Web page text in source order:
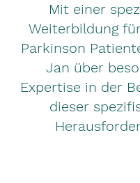
Mit einer
Weiterbildung
Parkinson
Jan über
Expertise in der
dieser